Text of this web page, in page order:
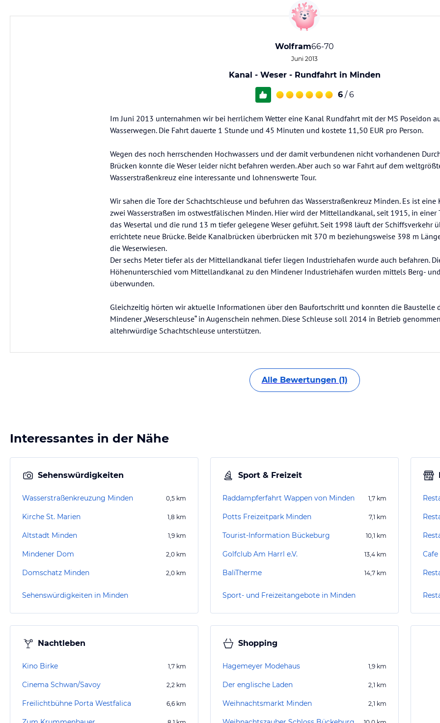
Wolfram66-70
Juni 2013
Kanal - Weser - Rundfahrt in Minden
6 / 6
Im Juni 2013 unternahmen wir bei herrlichem Wetter eine Kanal Rundfahrt mit der MS Poseidon
Wasserwegen. Die Fahrt dauerte 1 Stunde und 45 Minuten und kostete 11,50 EUR pro Person.
Wegen des noch herrschenden Hochwassers und der damit verbundenen nicht vorhandenen
Brücken konnte die Weser leider nicht befahren werden. Aber auch so war Fahrt auf dem
Wasserstraßenkreuz eine interessante und lohnenswerte Tour.
Wir sahen die Tore der Schachtschleuse und befuhren das Wasserstraßenkreuz Minden. Es ist eine
zwei Wasserstraßen im ostwestfälischen Minden. Hier wird der Mittellandkanal, seit 1915, in einer
das Wesertal und die rund 13 m tiefer gelegene Weser geführt. Seit 1998 läuft der Schiffsverkehr
errichtete neue Brücke. Beide Kanalbrücken überbrücken mit 370 m beziehungsweise 398 m
die Weserwiesen.
Der sechs Meter tiefer als der Mittellandkanal tiefer liegen Industriehafen wurde auch befahren.
Höhenunterschied vom Mittellandkanal zu den Mindener Industriehäfen wurden mittels Berg-
überwunden.
Gleichzeitig hörten wir aktuelle Informationen über den Baufortschritt und konnten die Baustelle
Mindener „Weserschleuse“ in Augenschein nehmen. Diese Schleuse soll 2014 in Betrieb
altehrwürdige Schachtschleuse unterstützen.
Alle Bewertungen (1)
Interessantes in der Nähe
Sehenswürdigkeiten
Wasserstraßenkreuzung Minden 0,5 km
Kirche St. Marien 1,8 km
Altstadt Minden 1,9 km
Mindener Dom 2,0 km
Domschatz Minden 2,0 km
Sehenswürdigkeiten in Minden
Sport & Freizeit
Raddampferfahrt Wappen von Minden 1,7 km
Potts Freizeitpark Minden 7,1 km
Tourist-Information Bückeburg 10,1 km
Golfclub Am Harrl e.V. 13,4 km
BaliTherme 14,7 km
Sport- und Freizeitangebote in Minden
Nachtleben
Kino Birke 1,7 km
Cinema Schwan/Savoy 2,2 km
Freilichtbühne Porta Westfalica 6,6 km
Shopping
Hagemeyer Modehaus 1,9 km
Der englische Laden 2,1 km
Weihnachtsmarkt Minden 2,1 km